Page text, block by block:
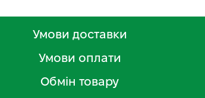
Умови доставки
Умови оплати
Обмін товару